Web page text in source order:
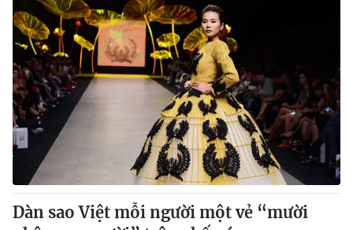
Dàn sao Việt mỗi người một vẻ “mười